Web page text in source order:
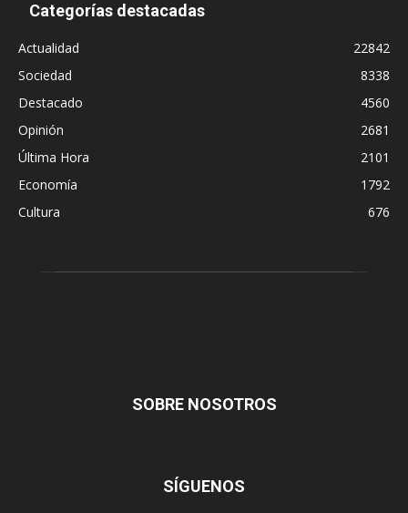
Categorías destacadas
Actualidad
22842
Sociedad
8338
Destacado
4560
Opinión
2681
Última Hora
2101
Economía
1792
Cultura
676
SOBRE NOSOTROS
SÍGUENOS